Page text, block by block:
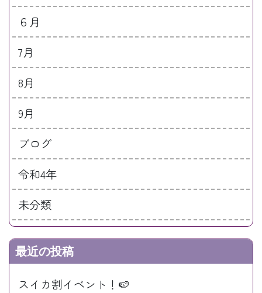
６月
7月
8月
9月
ブログ
令和4年
未分類
最近の投稿
スイカ割イベント！🍉